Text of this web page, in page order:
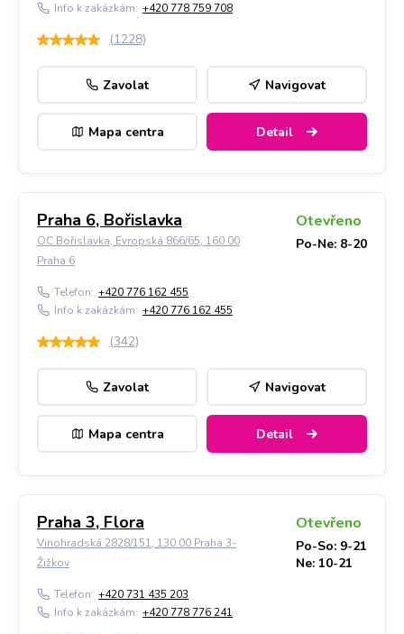
Info k zakázkám: +420 778 759 708
(1228)
Zavolat Navigovat
Mapa centra Detail
Praha 6, Bořislavka
OC Bořislavka, Evropská 866/65, 160 00
Praha 6
Otevřeno
Po-Ne: 8-20
Telefon: +420 776 162 455
Info k zakázkám: +420 776 162 455
(342)
Zavolat Navigovat
Mapa centra Detail
Praha 3, Flora
Vinohradská 2828/151, 130 00 Praha 3-
Žižkov
Otevřeno
Po-So: 9-21
Ne: 10-21
Telefon: +420 731 435 203
Info k zakázkám: +420 778 776 241